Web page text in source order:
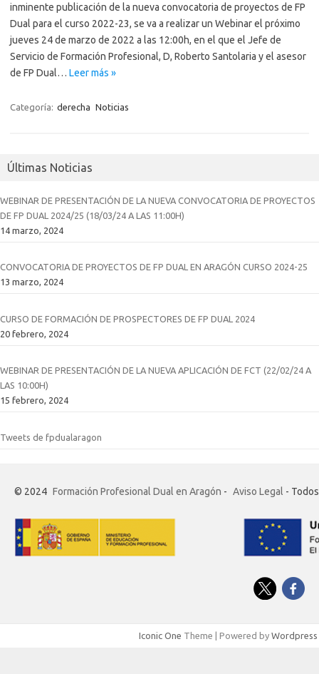
inminente publicación de la nueva convocatoria de proyectos de FP
Dual para el curso 2022-23, se va a realizar un Webinar el próximo
jueves 24 de marzo de 2022 a las 12:00h, en el que el Jefe de
Servicio de Formación Profesional, D, Roberto Santolaria y el asesor
de FP Dual… Leer más »
Categoría: derecha Noticias
Últimas Noticias
WEBINAR DE PRESENTACIÓN DE LA NUEVA CONVOCATORIA DE PROYECTOS
DE FP DUAL 2024/25 (18/03/24 A LAS 11:00H)
14 marzo, 2024
CONVOCATORIA DE PROYECTOS DE FP DUAL EN ARAGÓN CURSO 2024-25
13 marzo, 2024
CURSO DE FORMACIÓN DE PROSPECTORES DE FP DUAL 2024
20 febrero, 2024
WEBINAR DE PRESENTACIÓN DE LA NUEVA APLICACIÓN DE FCT (22/02/24 A
LAS 10:00H)
15 febrero, 2024
Tweets de fpdualaragon
© 2024 Formación Profesional Dual en Aragón - Aviso Legal -
Iconic One Theme | Powered by Wordpress